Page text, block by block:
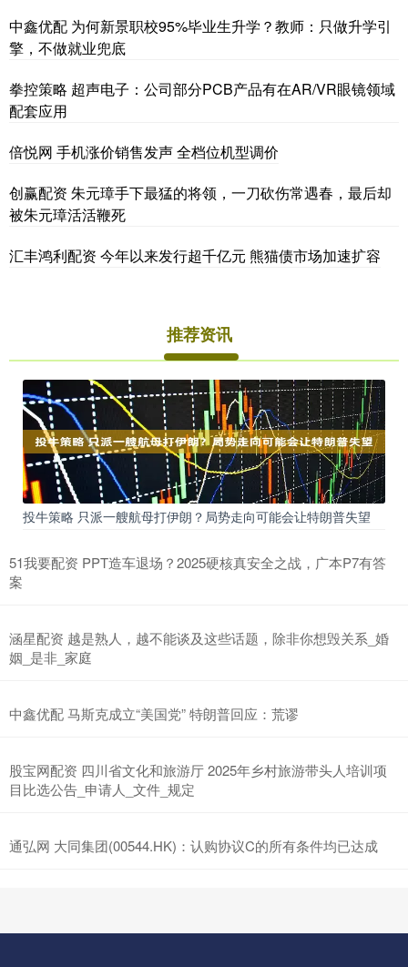
中鑫优配 为何新景职校95%毕业生升学？教师：只做升学引
擎，不做就业兜底
拳控策略 超声电子：公司部分PCB产品有在AR/VR眼镜领域
配套应用
倍悦网 手机涨价销售发声 全档位机型调价
创赢配资 朱元璋手下最猛的将领，一刀砍伤常遇春，最后却
被朱元璋活活鞭死
汇丰鸿利配资 今年以来发行超千亿元 熊猫债市场加速扩容
推荐资讯
投牛策略 只派一艘航母打伊朗？局势走向可能会让特朗普失望
51我要配资 PPT造车退场？2025硬核真安全之战，广本P7有答
案
涵星配资 越是熟人，越不能谈及这些话题，除非你想毁关系_婚
姻_是非_家庭
中鑫优配 马斯克成立“美国党” 特朗普回应：荒谬
股宝网配资 四川省文化和旅游厅 2025年乡村旅游带头人培训项
目比选公告_申请人_文件_规定
通弘网 大同集团(00544.HK)：认购协议C的所有条件均已达成